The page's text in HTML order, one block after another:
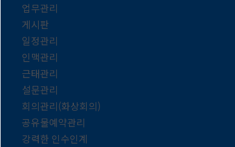
업무관리
게시판
일정관리
인맥관리
근태관리
설문관리
회의관리(화상회의)
공유물예약관리
강력한 인수인계